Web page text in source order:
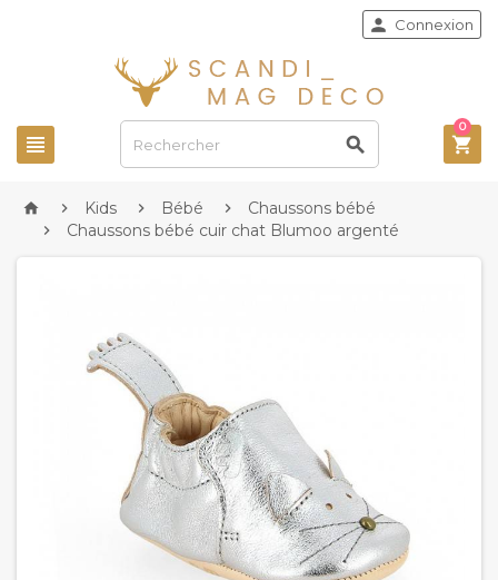
 
 Connexion

0
  Kids  Bébé  Chaussons bébé
 Chaussons bébé cuir chat Blumoo argenté